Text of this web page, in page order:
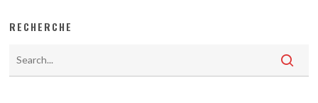
RECHERCHE